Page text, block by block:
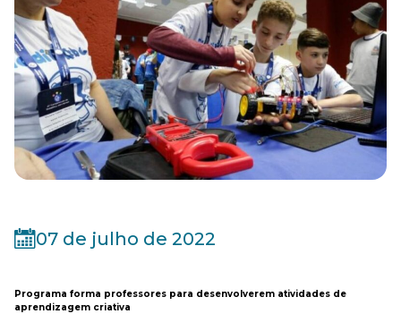
07 de julho de 2022
Programa forma professores para desenvolverem atividades de
aprendizagem criativa